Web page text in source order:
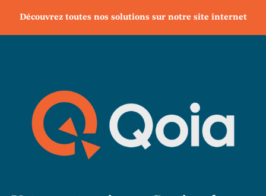
Découvrez toutes nos solutions sur notre site internet